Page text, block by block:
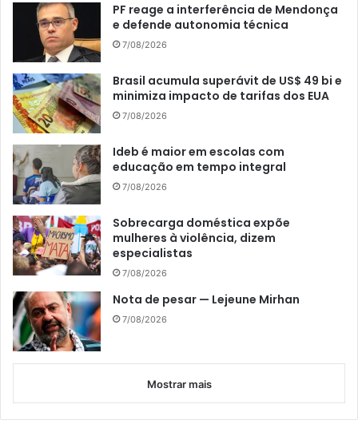
PF reage a interferência de Mendonça
e defende autonomia técnica
7/08/2026
Brasil acumula superávit de US$ 49 bi e
minimiza impacto de tarifas dos EUA
7/08/2026
Ideb é maior em escolas com
educação em tempo integral
7/08/2026
Sobrecarga doméstica expõe
mulheres à violência, dizem
especialistas
7/08/2026
Nota de pesar — Lejeune Mirhan
7/08/2026
Mostrar mais